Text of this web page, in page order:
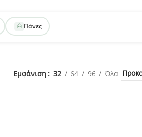
Πάνες
Εμφάνιση 32 64 96 Όλα